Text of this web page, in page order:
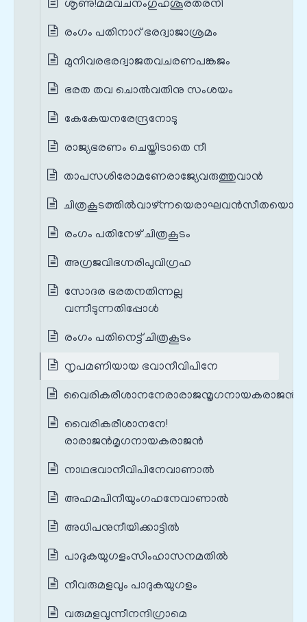
ശൃണു!മമവചനംഗുഹശൂരതരനി
രംഗം പതിനാറ് ഭരദ്വാജാശ്രമം
മുനിവരഭരദ്വാജതവചരണപങ്കജം
ഭരത തവ ചൊല്‍വതിനു സംശയം
കേകേയനരേന്ദ്രനോടു
രാജ്യഭരണം ചെയ്തിടാതെ നീ
താപസശിരോമണേരാജ്യേവരുത്തുവാന്‍
ചിത്രകൂടത്തില്‍വാഴ്ന്നയെരാഘവന്‍സീതയൊടും
രംഗം പതിനേഴ് ചിത്രകൂടം
അഗ്രജവിഭഗ്നരിപുവിഗ്രഹ
സോദര ഭരതനതിന്നല്ല
വന്നീടുന്നതിപ്പോള്‍
രംഗം പതിനെട്ട് ചിത്രകൂടം
നൃപമണിയായ ഭവാനീവിപിനേ
വൈരികരീശാനനേരാരാജന്മൃഗനായകരാജന്‍
വൈരികരീശാനനേ!
രാരാജന്‍മൃഗനായകരാജന്‍
നാഥഭവാനീവിപിനേവാണാല്‍
അഹമപിനീയുംഗഹനേവാണാല്‍
അധിപനുനീയിക്കാട്ടില്‍
പാദുകയുഗളംസിംഹാസനമതില്‍
നീവരുമളവും പാദുകയുഗളം
വരുമളവുന്നീനന്ദിഗ്രാമെ